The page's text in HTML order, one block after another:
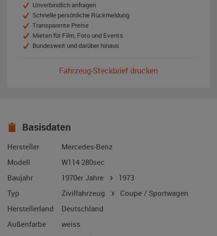
Unverbindlich anfragen
Schnelle persönliche Rückmeldung
Transparente Preise
Mieten für Film, Foto und Events
Bundesweit und darüber hinaus
Fahrzeug-Steckbrief drucken
Basisdaten
Hersteller
Mercedes-Benz
Modell
W114 280sec
Baujahr
1970er Jahre
1973
Typ
Zivilfahrzeug
Coupe / Sportwagen
Herstellerland
Deutschland
Außenfarbe
weiss